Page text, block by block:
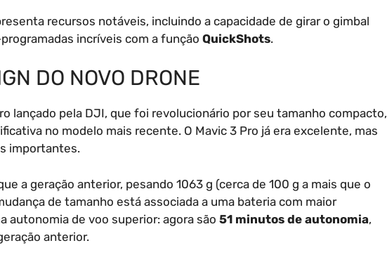
recursos notáveis, incluindo a capacidade de girar o gimbal
incríveis com a função QuickShots.
DO NOVO DRONE
lançado pela DJI, que foi revolucionário por seu tamanho compacto,
no modelo mais recente. O Mavic 3 Pro já era excelente, mas
importantes.
a geração anterior, pesando 1063 g (cerca de 100 g a mais que o
de tamanho está associada a uma bateria com maior
autonomia de voo superior: agora são 51 minutos de autonomia,
anterior.